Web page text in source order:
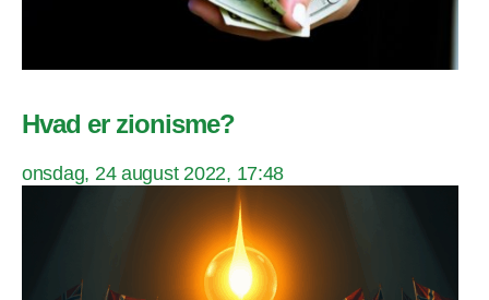
Hvad er zionisme?
onsdag, 24 august 2022, 17:48